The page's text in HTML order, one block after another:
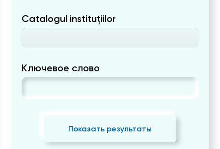
Catalogul instituțiilor
Ключевое слово
Показать результаты